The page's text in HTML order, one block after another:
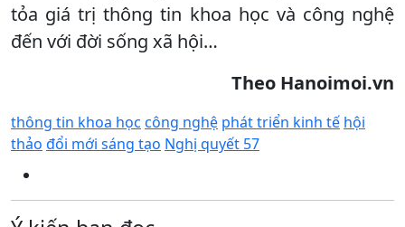
tỏa giá trị thông tin khoa học và công nghệ
đến với đời sống xã hội…
Theo Hanoimoi.vn
thông tin khoa học công nghệ phát triển kinh tế hội
thảo đổi mới sáng tạo Nghị quyết 57